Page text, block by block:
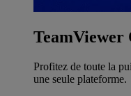
TeamViewer
Profitez de toute la
une seule plateforme.